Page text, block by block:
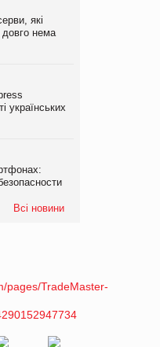
які
довго нема
українських
Всі новини